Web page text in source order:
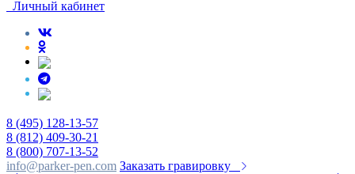
Личный кабинет
8 (495) 128-13-57
8 (812) 409-30-21
8 (800) 707-13-52
info@parker-pen.com Заказать гравировку